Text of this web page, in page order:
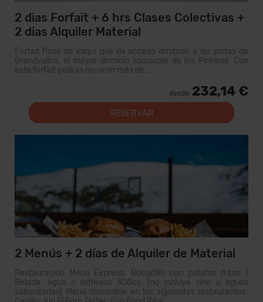
2 dias Forfait + 6 hrs Clases Colectivas +
2 dias Alquiler Material
Forfait Pase de esquí que da acceso ilimitado a las pistas de
Grandvalira, el mayor dominio esquiable de los Pirineos. Con
este forfait podrás recorrer más de...
desde 232,14 €
RESERVAR
2 Menús + 2 días de Alquiler de Material
Restauración Menú Express: Bocadillo con patatas fritas 1
Bebida: agua o refresco 300cc (no incluye vino o aguas
saborizadas) Menú disponible en los siguientes restaurantes: